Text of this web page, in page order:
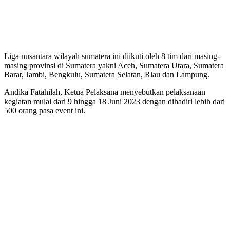
Liga nusantara wilayah sumatera ini diikuti oleh 8 tim dari masing-
masing provinsi di Sumatera yakni Aceh, Sumatera Utara, Sumatera
Barat, Jambi, Bengkulu, Sumatera Selatan, Riau dan Lampung.
Andika Fatahilah, Ketua Pelaksana menyebutkan pelaksanaan
kegiatan mulai dari 9 hingga 18 Juni 2023 dengan dihadiri lebih dari
500 orang pasa event ini.